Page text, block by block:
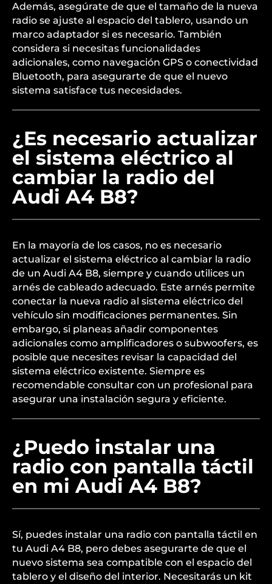
Además, asegúrate de que el tamaño de la nueva
radio se ajuste al espacio del tablero, usando un
marco adaptador si es necesario. También
considera si necesitas funcionalidades
adicionales, como navegación GPS o conectividad
Bluetooth, para asegurarte de que el nuevo
sistema satisface tus necesidades.
¿Es necesario actualizar
el sistema eléctrico al
cambiar la radio del
Audi A4 B8?
En la mayoría de los casos, no es necesario
actualizar el sistema eléctrico al cambiar la radio
de un Audi A4 B8, siempre y cuando utilices un
arnés de cableado adecuado. Este arnés permite
conectar la nueva radio al sistema eléctrico del
vehículo sin modificaciones permanentes. Sin
embargo, si planeas añadir componentes
adicionales como amplificadores o subwoofers, es
posible que necesites revisar la capacidad del
sistema eléctrico existente. Siempre es
recomendable consultar con un profesional para
asegurar una instalación segura y eficiente.
¿Puedo instalar una
radio con pantalla táctil
en mi Audi A4 B8?
Sí, puedes instalar una radio con pantalla táctil en
tu Audi A4 B8, pero debes asegurarte de que el
nuevo sistema sea compatible con el espacio del
tablero y el diseño del interior. Necesitarás un kit